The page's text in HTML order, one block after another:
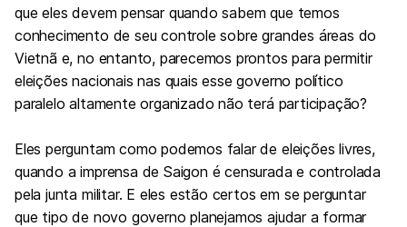
que eles devem pensar quando sabem que temos
conhecimento de seu controle sobre grandes áreas do
Vietnã e, no entanto, parecemos prontos para permitir
eleições nacionais nas quais esse governo político
paralelo altamente organizado não terá participação?
Eles perguntam como podemos falar de eleições livres,
quando a imprensa de Saigon é censurada e controlada
pela junta militar. E eles estão certos em se perguntar
que tipo de novo governo planejamos ajudar a formar